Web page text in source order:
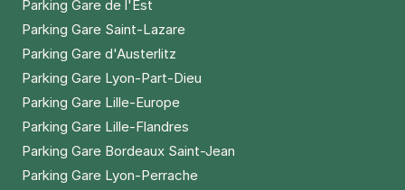
Parking Gare de l'Est
Parking Gare Saint-Lazare
Parking Gare d'Austerlitz
Parking Gare Lyon-Part-Dieu
Parking Gare Lille-Europe
Parking Gare Lille-Flandres
Parking Gare Bordeaux Saint-Jean
Parking Gare Lyon-Perrache